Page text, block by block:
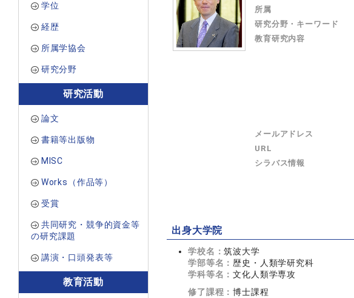
学位
経歴
所属学協会
研究分野
研究活動
論文
書籍等出版物
MISC
Works（作品等）
受賞
共同研究・競争的資金等
の研究課題
講演・口頭発表等
教育活動
所属
研究分野・キーワード
教育研究内容
メールアドレス
URL
シラバス情報
出身大学院
学校名：筑波大学
学部等名： 歴史・人類学研究科
学科等名：文化人類学専攻
修了課程：博士課程